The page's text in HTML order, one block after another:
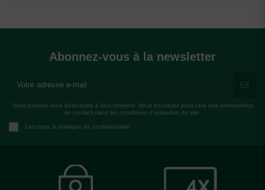
Abonnez-vous à la newsletter
Vous pouvez vous désinscrire à tout moment. Vous trouverez pour cela nos informations
de contact dans les conditions d'utilisation du site.
J'accepte la politique de confidentialité